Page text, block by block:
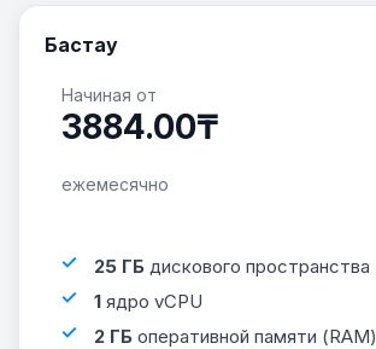
Бастау
25 ГБ дискового пространства
1 ядро vCPU
2 ГБ оперативной памяти (RAM)
Начиная от
3884.00₸
ежемесячно